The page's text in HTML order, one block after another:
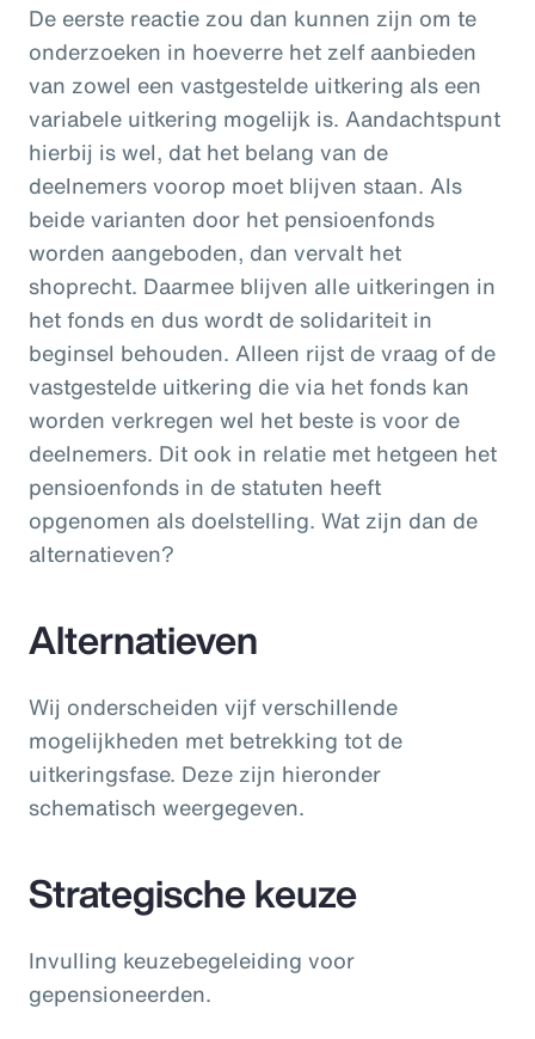
De eerste reactie zou dan kunnen zijn om te
onderzoeken in hoeverre het zelf aanbieden
van zowel een vastgestelde uitkering als een
variabele uitkering mogelijk is. Aandachtspunt
hierbij is wel, dat het belang van de
deelnemers voorop moet blijven staan. Als
beide varianten door het pensioenfonds
worden aangeboden, dan vervalt het
shoprecht. Daarmee blijven alle uitkeringen in
het fonds en dus wordt de solidariteit in
beginsel behouden. Alleen rijst de vraag of de
vastgestelde uitkering die via het fonds kan
worden verkregen wel het beste is voor de
deelnemers. Dit ook in relatie met hetgeen het
pensioenfonds in de statuten heeft
opgenomen als doelstelling. Wat zijn dan de
alternatieven?
Alternatieven
Wij onderscheiden vijf verschillende
mogelijkheden met betrekking tot de
uitkeringsfase. Deze zijn hieronder
schematisch weergegeven.
Strategische keuze
Invulling keuzebegeleiding voor
gepensioneerden.